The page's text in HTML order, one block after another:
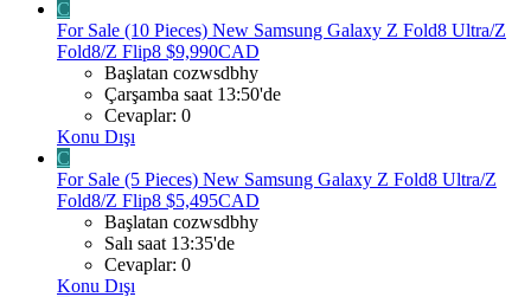
C
For Sale (10 Pieces) New Samsung Galaxy Z Fold8 Ultra/Z
Fold8/Z Flip8 $9,990CAD
Başlatan cozwsdbhy
Çarşamba saat 13:50'de
Cevaplar: 0
Konu Dışı
C
For Sale (5 Pieces) New Samsung Galaxy Z Fold8 Ultra/Z
Fold8/Z Flip8 $5,495CAD
Başlatan cozwsdbhy
Salı saat 13:35'de
Cevaplar: 0
Konu Dışı